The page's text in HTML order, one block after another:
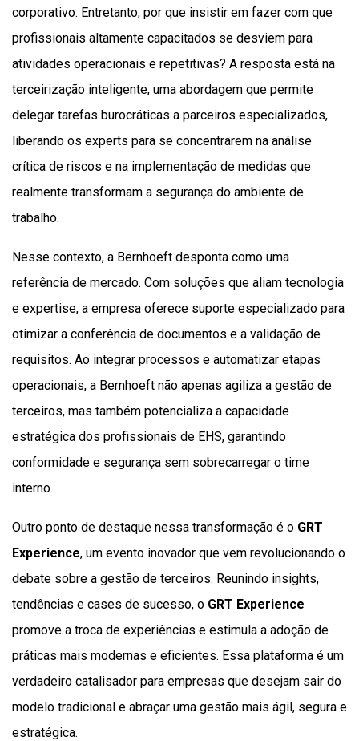
corporativo. Entretanto, por que insistir em fazer com que
profissionais altamente capacitados se desviem para
atividades operacionais e repetitivas? A resposta está na
terceirização inteligente, uma abordagem que permite
delegar tarefas burocráticas a parceiros especializados,
liberando os experts para se concentrarem na análise
crítica de riscos e na implementação de medidas que
realmente transformam a segurança do ambiente de
trabalho.
Nesse contexto, a Bernhoeft desponta como uma
referência de mercado. Com soluções que aliam tecnologia
e expertise, a empresa oferece suporte especializado para
otimizar a conferência de documentos e a validação de
requisitos. Ao integrar processos e automatizar etapas
operacionais, a Bernhoeft não apenas agiliza a gestão de
terceiros, mas também potencializa a capacidade
estratégica dos profissionais de EHS, garantindo
conformidade e segurança sem sobrecarregar o time
interno.
Outro ponto de destaque nessa transformação é o GRT
Experience, um evento inovador que vem revolucionando o
debate sobre a gestão de terceiros. Reunindo insights,
tendências e cases de sucesso, o GRT Experience
promove a troca de experiências e estimula a adoção de
práticas mais modernas e eficientes. Essa plataforma é um
verdadeiro catalisador para empresas que desejam sair do
modelo tradicional e abraçar uma gestão mais ágil, segura e
estratégica.